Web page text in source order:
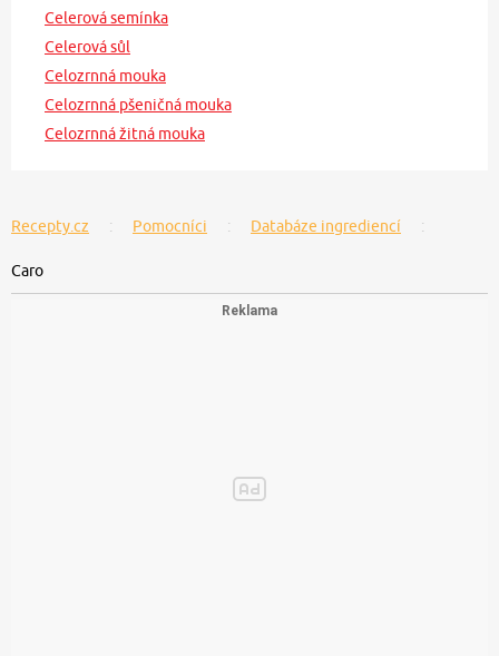
Celerová semínka
Celerová sůl
Celozrnná mouka
Celozrnná pšeničná mouka
Celozrnná žitná mouka
Recepty.cz Pomocníci Databáze ingrediencí
Caro